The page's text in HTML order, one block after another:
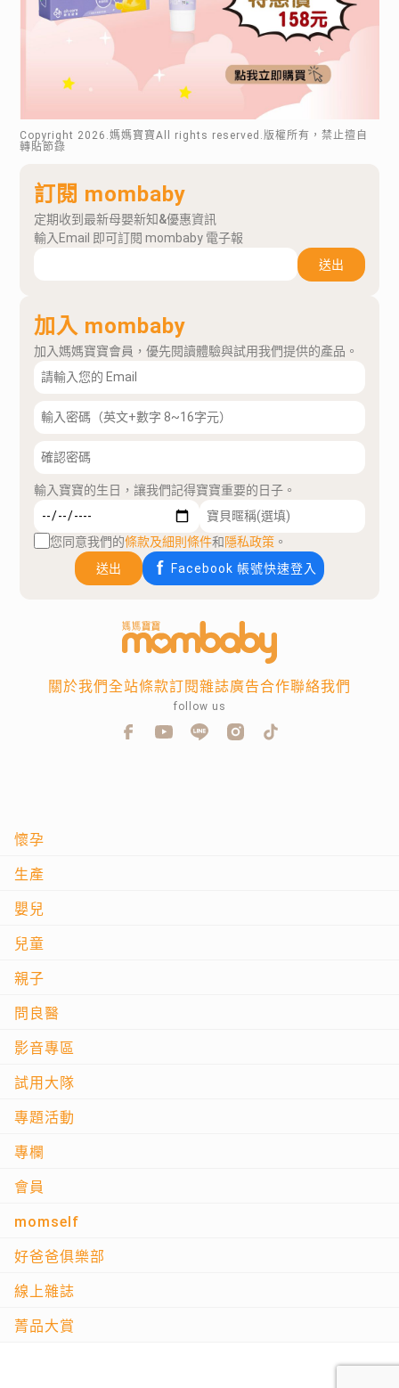
Copyright 2026 .媽媽寶寶All rights reserved.版權所有，禁止擅自
轉貼節錄
訂閱 mombaby
定期收到最新母嬰新知&優惠資訊
輸入Email 即可訂閱 mombaby 電子報
送出
加入 mombaby
加入媽媽寶寶會員，優先閱讀體驗與試用我們提供的產品。
輸入寶寶的生日，讓我們記得寶寶重要的日子。
您同意我們的條款及細則條件和隱私政策 。
送出
Facebook 帳號快速登入
懷孕
生產
嬰兒
兒童
親子
問良醫
影音專區
試用大隊
專題活動
專欄
會員
momself
好爸爸俱樂部
線上雜誌
菁品大賞
關於我們全站條款訂閱雜誌廣告合作聯絡我們
follow us